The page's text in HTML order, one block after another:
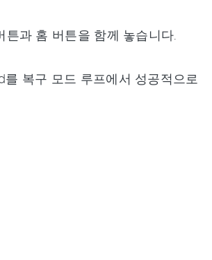
과 홈 버튼을 함께 놓습니다.
복구 모드 루프에서 성공적으로